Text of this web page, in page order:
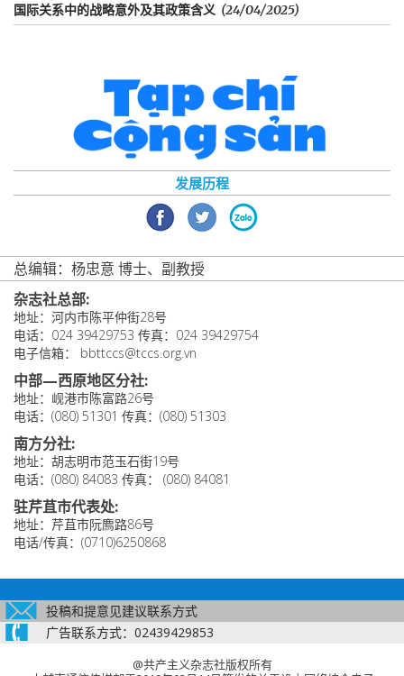
国际关系中的战略意外及其政策含义 (24/04/2025)
发展历程
总编辑：杨忠意 博士、副教授
杂志社总部:
地址：河内市陈平仲街28号
电话：024 39429753 传真：024 39429754
电子信箱： bbttccs@tccs.org.vn
中部—西原地区分社:
地址：岘港市陈富路26号
电话：(080) 51301 传真：(080) 51303
南方分社:
地址：胡志明市范玉石街19号
电话：(080) 84083 传真： (080) 84081
驻芹苴市代表处:
地址：芹苴市阮廌路86号
电话/传真：(0710)6250868
投稿和提意见建议联系方式
广告联系方式：02439429853
@共产主义杂志社版权所有